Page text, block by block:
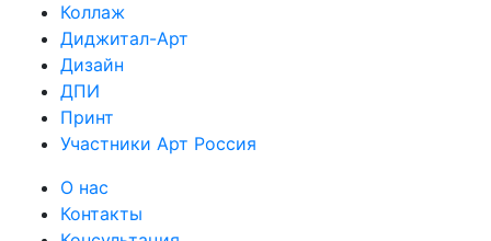
Коллаж
Диджитал-Арт
Дизайн
ДПИ
Принт
Участники Арт Россия
О нас
Контакты